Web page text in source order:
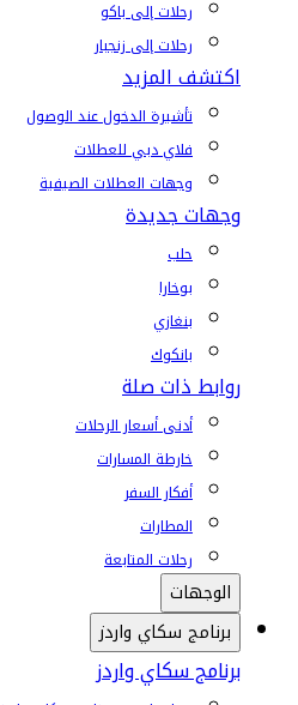
رحلات إلى باكو
رحلات إلى زنجبار
اكتشف المزيد
تأشيرة الدخول عند الوصول
فلاي دبي للعطلات
وجهات العطلات الصيفية
وجهات جديدة
حلب
بوخارا
بنغازي
بانكوك
روابط ذات صلة
أدنى أسعار الرحلات
خارطة المسارات
أفكار السفر
المطارات
رحلات المتابعة
الوجهات
برنامج سكاي واردز
برنامج سكاي واردز